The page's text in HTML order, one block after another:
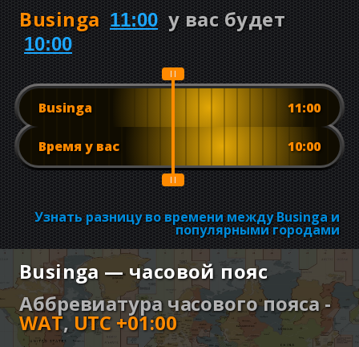
Businga 11:00 у вас будет
10:00
Businga 11:00
Время у вас 10:00
Узнать разницу во времени между Businga и
популярными городами
Businga — часовой пояс
Аббревиатура часового пояса -
WAT,UTC +01:00